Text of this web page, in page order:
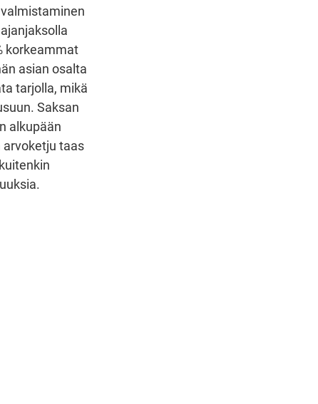
korkeammat
asian osalta
tarjolla, mikä
Saksan
alkupään
arvoketju taas